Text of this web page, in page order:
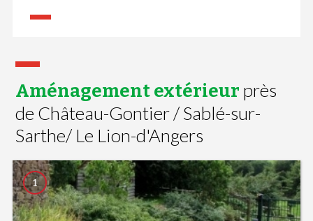
Aménagement extérieur près
de Château-Gontier / Sablé-sur-
Sarthe/ Le Lion-d'Angers
1